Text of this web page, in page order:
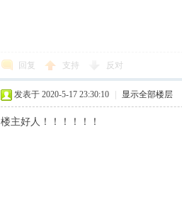
回复 支持 反对
发表于 2020-5-17 23:30:10 显示全部楼层
楼主好人！！！！！！